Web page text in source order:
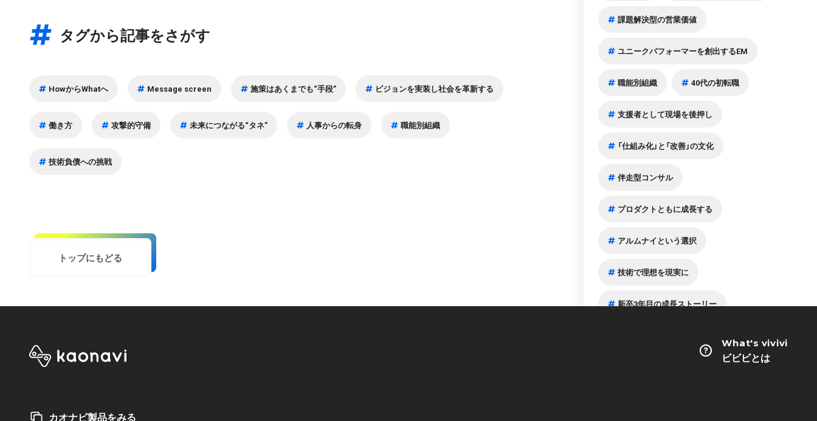
タグから記事をさがす
HowからWhatへ Message screen 施策はあくまでも“手段” ビジョンを実装し社会を革新する
働き方 攻撃的守備 未来につながる“タネ” 人事からの転身 職能別組織
技術負債への挑戦
課題解決型の営業価値
ユニークパフォーマーを創出するEM
職能別組織 40代の初転職
支援者として現場を後押し
「仕組み化」と「改善」の文化
伴走型コンサル
プロダクトともに成長する
アルムナイという選択
技術で理想を現実に
新卒3年目の成長ストーリー
越境するPMM
トップにもどる
What's vivivi
ビビビとは
カオナビ製品をみる